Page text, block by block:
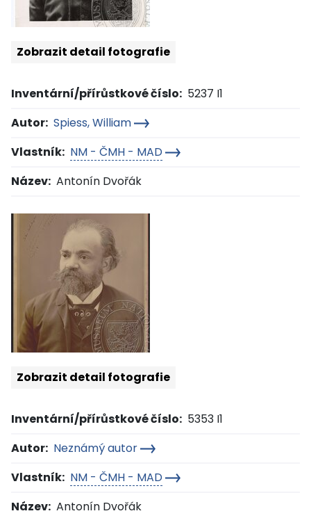
Zobrazit detail fotografie
Inventární/přírůstkové číslo: 5237 I1
Autor: Spiess, William
Vlastník: NM - ČMH - MAD
Název: Antonín Dvořák
Zobrazit detail fotografie
Inventární/přírůstkové číslo: 5353 I1
Autor: Neznámý autor
Vlastník: NM - ČMH - MAD
Název: Antonín Dvořák